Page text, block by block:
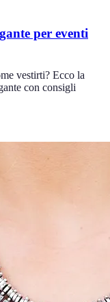
per eventi
vestirti? Ecco la
con consigli